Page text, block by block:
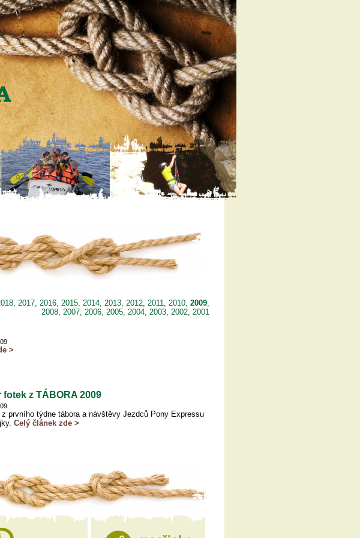
, 2017, 2016, 2015, 2014, 2013, 2012, 2011, 2010, 2009,
2008, 2007, 2006, 2005, 2004, 2003, 2002, 2001
>
fotek z TÁBORA 2009
prvního týdne tábora a návštěvy Jezdců Pony Expressu
Celý článek zde >